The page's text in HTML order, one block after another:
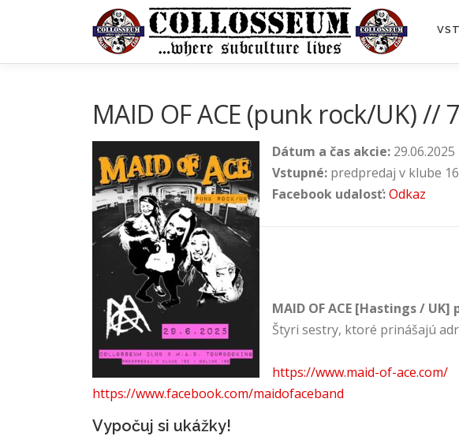
MAID OF ACE (punk rock/UK) //
Dátum a čas akcie: 29.06.2025
Vstupné: predpredaj v klube
Facebook udalosť:Odkaz
MAID OF ACE [Hastings / UK]
Štyri sestry, ktoré prinášajú
https://www.maid-of-ace.com/
https://www.facebook.com/maidofaceband
Vypočuj si ukážky!